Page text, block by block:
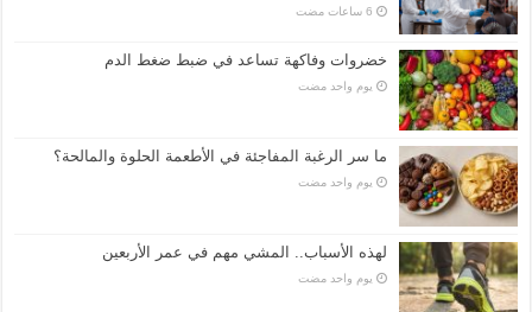
خضروات وفاكهة تساعد في ضبط ضغط الدم
‏يوم واحد مضت
ما سر الرغبة المفاجئة في الأطعمة الحلوة والمالحة؟
‏يوم واحد مضت
لهذه الأسباب.. المشي مهم في عمر الأربعين
‏يوم واحد مضت